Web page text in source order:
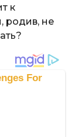
к
родив, не